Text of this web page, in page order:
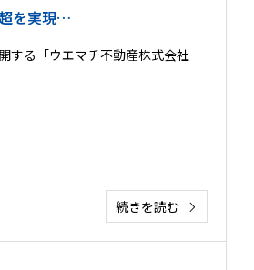
を実現…
する「ウエマチ不動産株式会社
続きを読む